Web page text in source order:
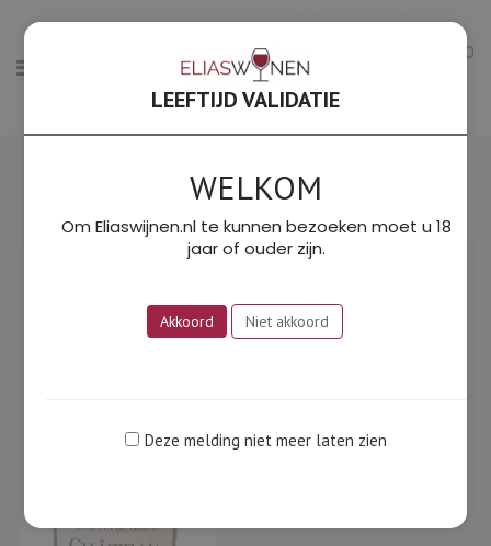
0
Filter
SORTEER OP PRIJS: LAAG NAAR HOOG
LEEFTIJD VALIDATIE
WELKOM
Om Eliaswijnen.nl te kunnen bezoeken moet u 18
jaar of ouder zijn.
Akkoord Niet akkoord
Deze melding niet meer laten zien